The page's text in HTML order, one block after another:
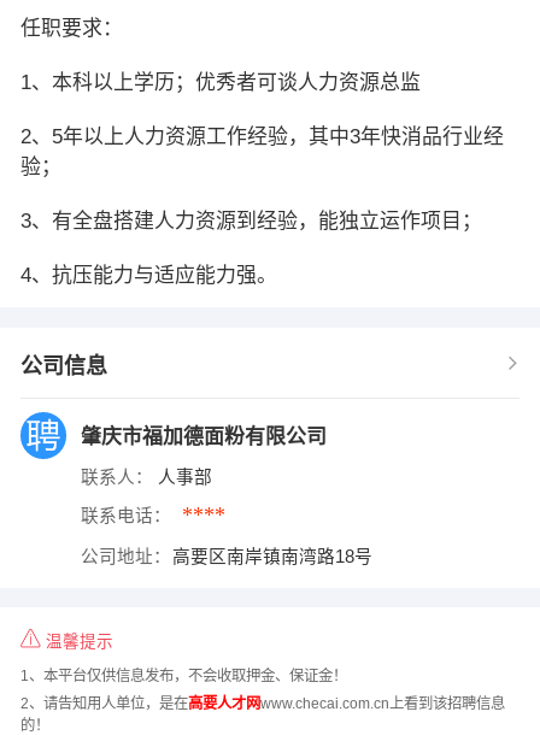
任职要求：
1、本科以上学历；优秀者可谈人力资源总监
2、5年以上人力资源工作经验，其中3年快消品行业经
验；
3、有全盘搭建人力资源到经验，能独立运作项目；
4、抗压能力与适应能力强。
公司信息
肇庆市福加德面粉有限公司
联系人： 人事部
联系电话： ****
公司地址： 高要区南岸镇南湾路18号
温馨提示
1、本平台仅供信息发布，不会收取押金、保证金！
2、请告知用人单位，是在高要人才网www.checai.com.cn上看到该招聘信息
的！